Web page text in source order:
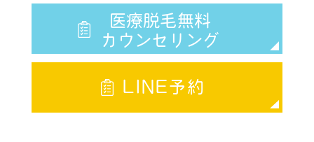
医療脱毛無料
カウンセリング
LINE予約